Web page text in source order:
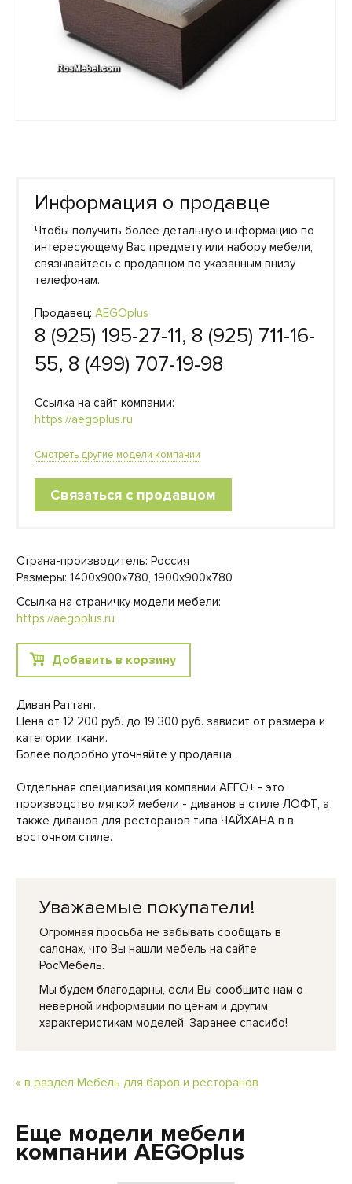
Информация о продавце
Чтобы получить более детальную информацию по
интересующему Вас предмету или набору мебели,
связывайтесь с продавцом по указанным внизу
телефонам.
Продавец: AEGOplus
8 (925) 195-27-11, 8 (925) 711-16-
55, 8 (499) 707-19-98
Ссылка на сайт компании:
https://aegoplus.ru
Смотреть другие модели компании
Связаться с продавцом
Страна-производитель: Россия
Размеры: 1400х900х780, 1900х900х780
Ссылка на страничку модели мебели:
https://aegoplus.ru
Добавить в корзину
Диван Раттанг.
Цена от 12 200 руб. до 19 300 руб. зависит от размера и
категории ткани.
Более подробно уточняйте у продавца.
Отдельная специализация компании АЕГО+ - это
производство мягкой мебели - диванов в стиле ЛОФТ, а
также диванов для ресторанов типа ЧАЙХАНА в в
восточном стиле.
Уважаемые покупатели!
Огромная просьба не забывать сообщать в
салонах, что Вы нашли мебель на сайте
РосМебель.
Мы будем благодарны, если Вы сообщите нам о
неверной информации по ценам и другим
характеристикам моделей. Заранее спасибо!
« в раздел Мебель для баров и ресторанов
Еще модели мебели
компании AEGOplus